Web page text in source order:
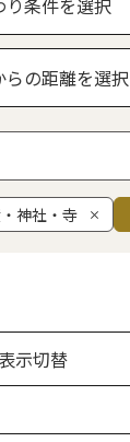
り条件を選択
らの距離を選択
神社・寺
表示切替